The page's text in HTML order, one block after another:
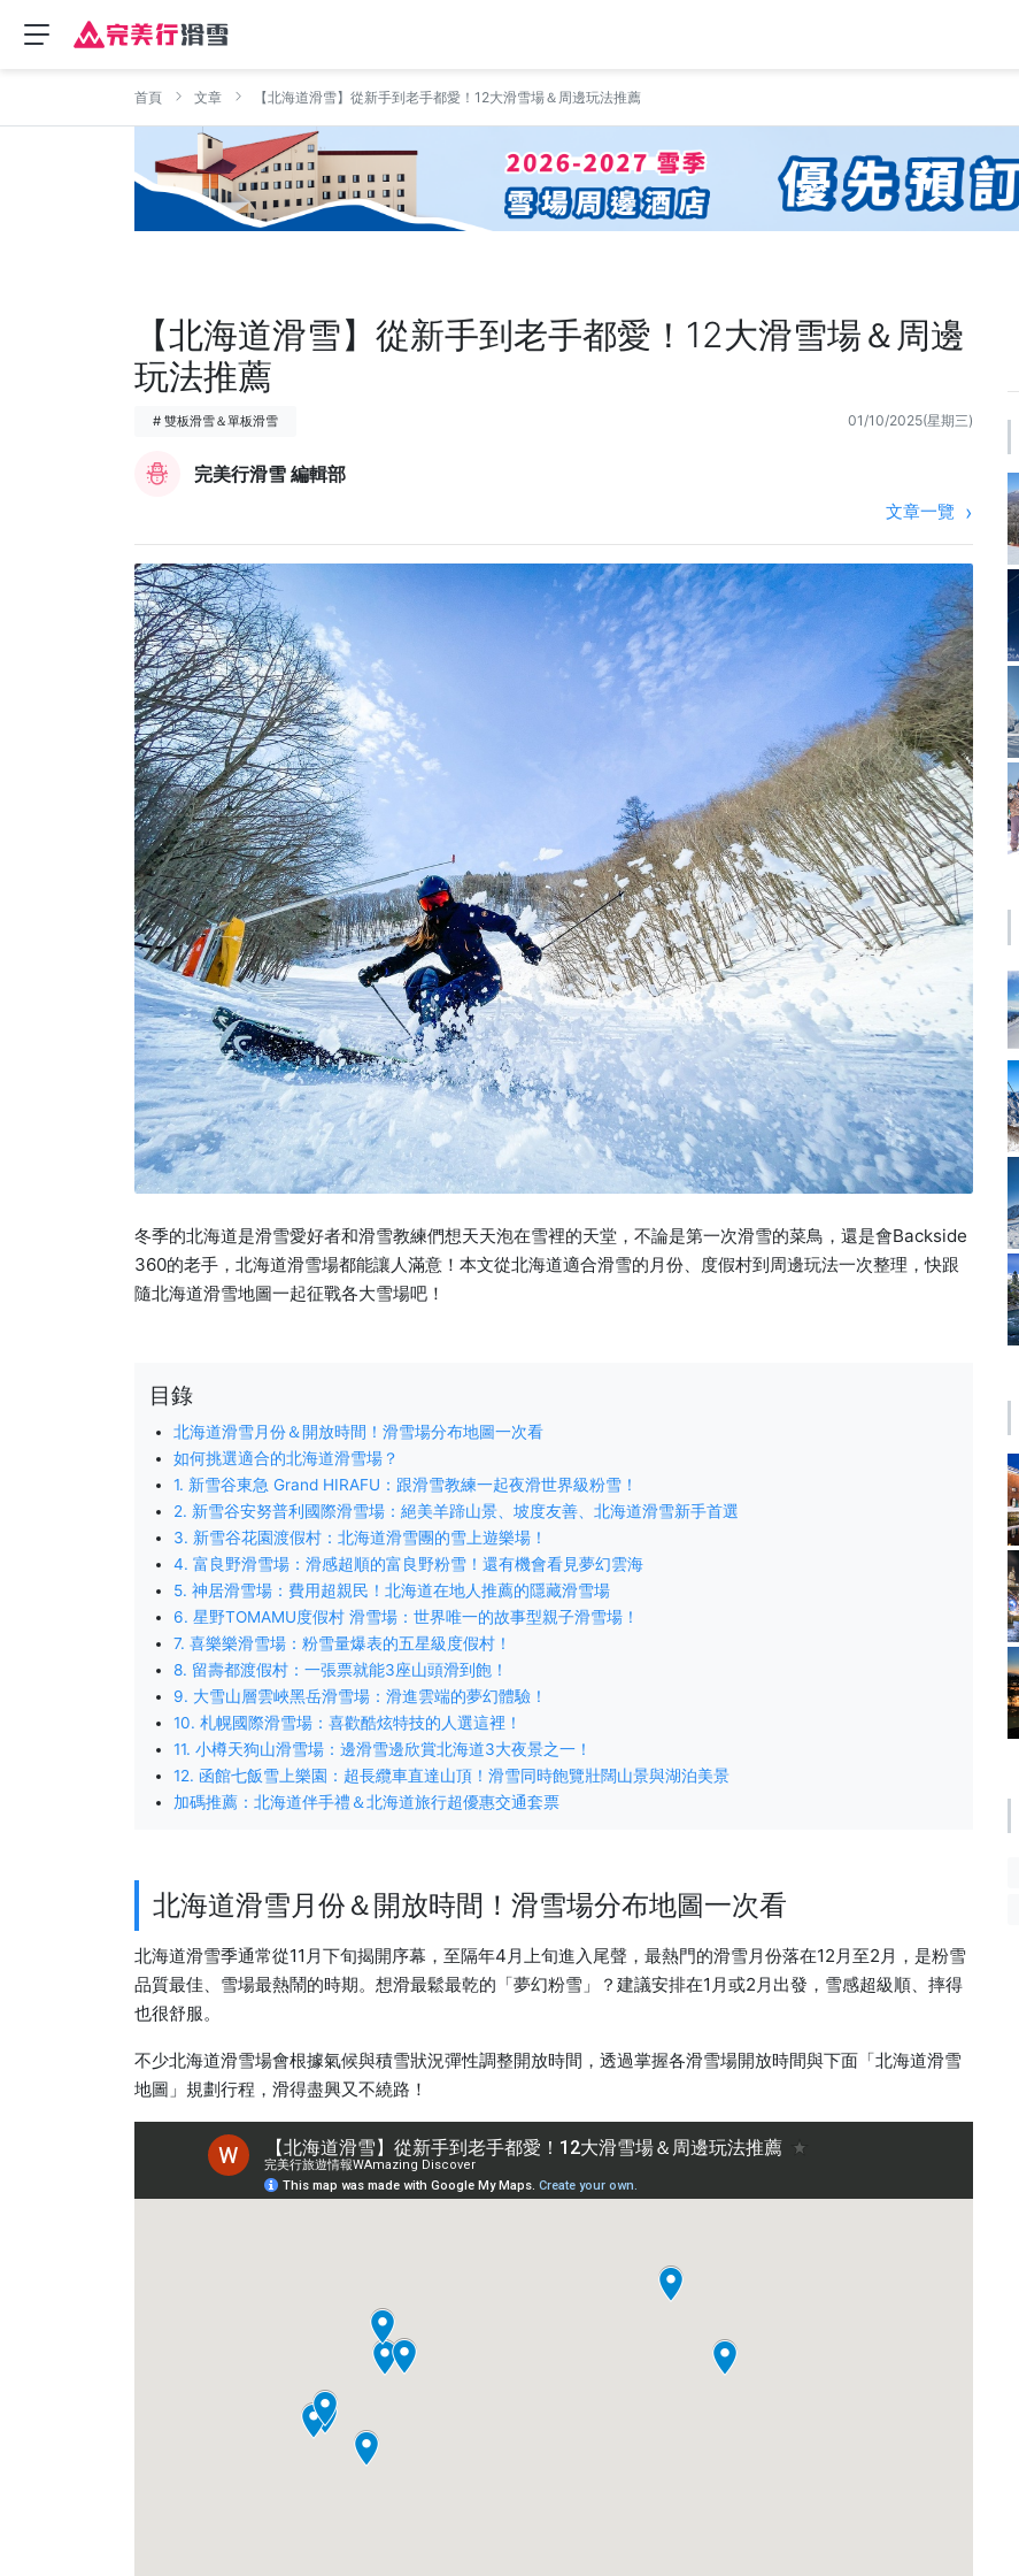
首頁 文章 【北海道滑雪】從新手到老手都愛！12大滑雪場＆周邊玩法推薦
【北海道滑雪】從新手到老手都愛！12大滑雪場＆周邊
玩法推薦
# 雙板滑雪＆單板滑雪 01/10/2025(星期三)
完美行滑雪 編輯部
文章一覽
冬季的北海道是滑雪愛好者和滑雪教練們想天天泡在雪裡的天堂，不論是第一次滑雪的菜鳥，還是會Backside
360的老手，北海道滑雪場都能讓人滿意！本文從北海道適合滑雪的月份、度假村到周邊玩法一次整理，快跟
隨北海道滑雪地圖一起征戰各大雪場吧！
目錄
北海道滑雪月份＆開放時間！滑雪場分布地圖一次看
如何挑選適合的北海道滑雪場？
1. 新雪谷東急 Grand HIRAFU：跟滑雪教練一起夜滑世界級粉雪！
2. 新雪谷安努普利國際滑雪場：絕美羊蹄山景、坡度友善、北海道滑雪新手首選
3. 新雪谷花園渡假村：北海道滑雪團的雪上遊樂場！
4. 富良野滑雪場：滑感超順的富良野粉雪！還有機會看見夢幻雲海
5. 神居滑雪場：費用超親民！北海道在地人推薦的隱藏滑雪場
6. 星野TOMAMU度假村 滑雪場：世界唯一的故事型親子滑雪場！
7. 喜樂樂滑雪場：粉雪量爆表的五星級度假村！
8. 留壽都渡假村：一張票就能3座山頭滑到飽！
9. 大雪山層雲峽黑岳滑雪場：滑進雲端的夢幻體驗！
10. 札幌國際滑雪場：喜歡酷炫特技的人選這裡！
11. 小樽天狗山滑雪場：邊滑雪邊欣賞北海道3大夜景之一！
12. 函館七飯雪上樂園：超長纜車直達山頂！滑雪同時飽覽壯闊山景與湖泊美景
加碼推薦：北海道伴手禮＆北海道旅行超優惠交通套票
北海道滑雪月份＆開放時間！滑雪場分布地圖一次看
北海道滑雪季通常從11月下旬揭開序幕，至隔年4月上旬進入尾聲，最熱門的滑雪月份落在12月至2月，是粉雪
品質最佳、雪場最熱鬧的時期。想滑最鬆最乾的「夢幻粉雪」？建議安排在1月或2月出發，雪感超級順、摔得
也很舒服。
不少北海道滑雪場會根據氣候與積雪狀況彈性調整開放時間，透過掌握各滑雪場開放時間與下面「北海道滑雪
地圖」規劃行程，滑得盡興又不繞路！